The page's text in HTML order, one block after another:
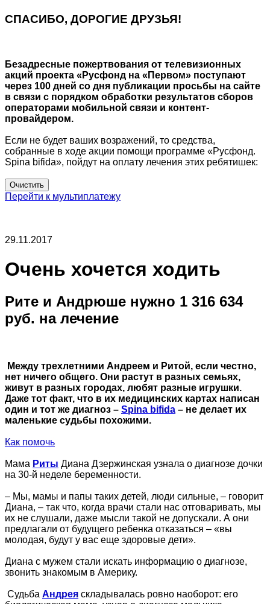
СПАСИБО, ДОРОГИЕ ДРУЗЬЯ!
Безадресные пожертвования от телевизионных
акций проекта «Русфонд на «Первом» поступают
через 100 дней со дня публикации просьбы на сайте
в связи с порядком обработки результатов сборов
операторами мобильной связи и контент-
провайдером.
Если не будет ваших возражений, то средства,
собранные в ходе акции помощи программе «Русфонд.
Spina bifida», пойдут на оплату лечения этих ребятишек:
Перейти к мультиплатежу
29.11.2017
Очень хочется ходить
Рите и Андрюше нужно 1 316 634
руб. на лечение
Между трехлетними Андреем и Ритой, если честно,
нет ничего общего. Они растут в разных семьях,
живут в разных городах, любят разные игрушки.
Даже тот факт, что в их медицинских картах написан
один и тот же диагноз – Spina bifida – не делает их
маленькие судьбы похожими.
Как помочь
Мама Риты Диана Дзержинская узнала о диагнозе дочки
на 30-й неделе беременности.
– Мы, мамы и папы таких детей, люди сильные, – говорит
Диана, – так что, когда врачи стали нас отговаривать, мы
их не слушали, даже мысли такой не допускали. А они
предлагали от будущего ребенка отказаться – «вы
молодая, будут у вас еще здоровые дети».
Диана с мужем стали искать информацию о диагнозе,
звонить знакомым в Америку.
Судьба Андрея складывалась ровно наоборот: его